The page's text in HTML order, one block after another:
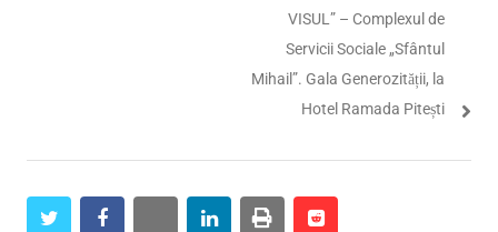
VISUL” – Complexul de
Servicii Sociale „Sfântul
Mihail”. Gala Generozității, la
Hotel Ramada Pitești
twitterfacebookwhatsapplinkedinprint reddit
reddit